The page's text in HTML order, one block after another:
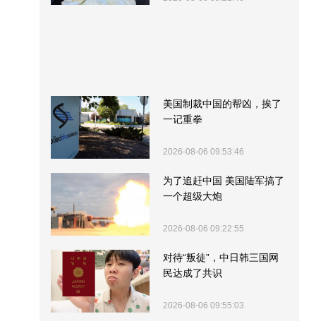
美国制裁中国的帮凶，挨了
一记重拳
2026-08-06 09:53:46
为了追赶中国 美国陆军搞了
一个超级大炮
2026-08-06 09:22:55
对待“叛徒”，中日韩三国网
民达成了共识
2026-08-06 09:55:03